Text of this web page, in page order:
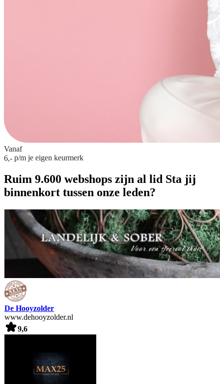
Vanaf
6,- p/m je eigen keurmerk
Ruim 9.600 webshops zijn al lid Sta jij
binnenkort tussen onze leden?
De Hooyzolder
www.dehooyzolder.nl
9,6